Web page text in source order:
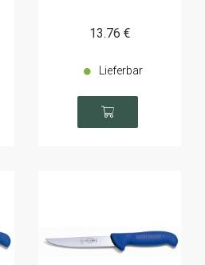
13.76 €
Lieferbar